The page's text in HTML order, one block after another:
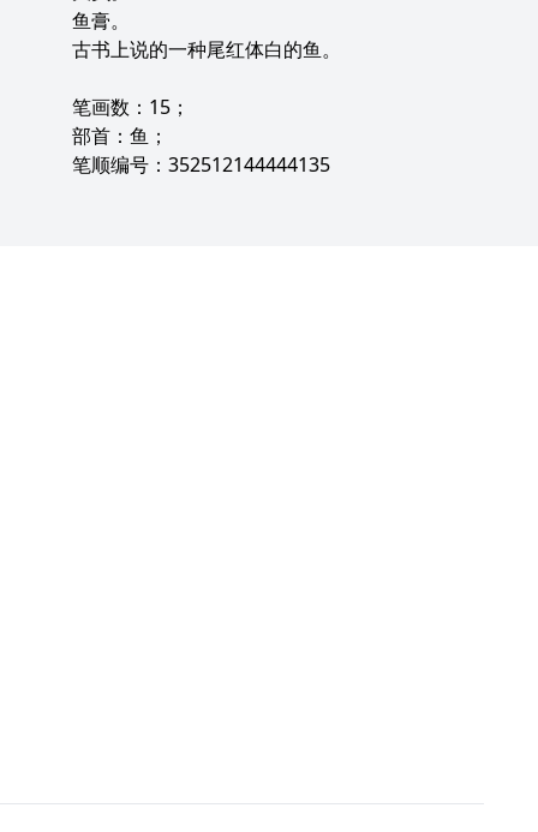
鱼膏。
古书上说的一种尾红体白的鱼。
笔画数：15；
部首：鱼；
笔顺编号：352512144444135